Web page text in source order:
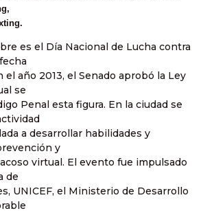
es el Día Nacional de Lucha contra
el año 2013, el Senado aprobó la Ley
se
Penal esta figura. En la ciudad se
a desarrollar habilidades y
y
virtual. El evento fue impulsado
de
UNICEF, el Ministerio de Desarrollo